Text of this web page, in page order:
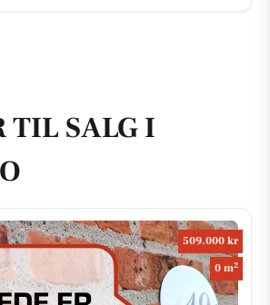
TIL SALG I
509.000 kr
0 m2